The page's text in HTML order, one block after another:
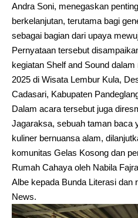
Andra Soni, menegaskan
berkelanjutan, terutama bagi
sebagai bagian dari upaya
Pernyataan tersebut
kegiatan Shelf and Sound
2025 di Wisata Lembur Kula,
Cadasari, Kabupaten
Dalam acara tersebut juga
Jagaraksa, sebuah taman baca
kuliner bernuansa alam,
komunitas Gelas Kosong dan
Rumah Cahaya oleh Nabila
Albe kepada Bunda Literasi dan
News.